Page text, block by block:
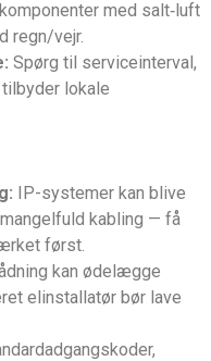
med salt‑luft
regn/vejr.
Spørg til serviceinterval,
lokale
IP-systemer kan blive
kabling — få
først.
kan ødelægge
elinstallatør bør lave